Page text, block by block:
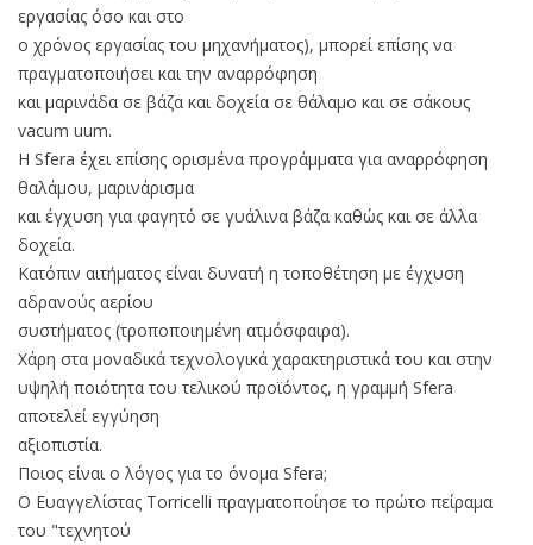
εργασίας όσο και στο
ο χρόνος εργασίας του μηχανήματος), μπορεί επίσης να
πραγματοποιήσει και την αναρρόφηση
και μαρινάδα σε βάζα και δοχεία σε θάλαμο και σε σάκους
vacum uum.
Η Sfera έχει επίσης ορισμένα προγράμματα για αναρρόφηση
θαλάμου, μαρινάρισμα
και έγχυση για φαγητό σε γυάλινα βάζα καθώς και σε άλλα
δοχεία.
Κατόπιν αιτήματος είναι δυνατή η τοποθέτηση με έγχυση
αδρανούς αερίου
συστήματος (τροποποιημένη ατμόσφαιρα).
Χάρη στα μοναδικά τεχνολογικά χαρακτηριστικά του και στην
υψηλή ποιότητα του τελικού προϊόντος, η γραμμή Sfera
αποτελεί εγγύηση
αξιοπιστία.
Ποιος είναι ο λόγος για το όνομα Sfera;
Ο Ευαγγελίστας Torricelli πραγματοποίησε το πρώτο πείραμα
του "τεχνητού